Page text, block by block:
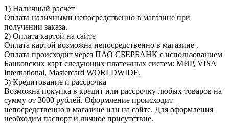
1) Наличный расчет
Оплата наличными непосредственно в магазине при
получении заказа.
2) Оплата картой на сайте
Оплата картой возможна непосредственно в магазине .
Оплата происходит через ПАО СБЕРБАНК с использованием
Банковских карт следующих платежных систем: МИР, VISA
International, Mastercard WORLDWIDE.
3) Кредитование и рассрочка
Возможна покупка в кредит или рассрочку любых товаров на
сумму от 3000 рублей. Оформление происходит
непосредственно в магазине или на сайте. Для оформления
необходим паспорт и личное присутствие.